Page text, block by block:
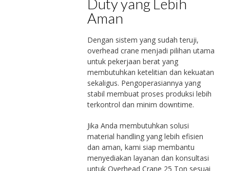
Duty yang Lebih
Aman
Dengan sistem yang sudah teruji,
overhead crane menjadi pilihan utama
untuk pekerjaan berat yang
membutuhkan ketelitian dan kekuatan
sekaligus. Pengoperasiannya yang
stabil membuat proses produksi lebih
terkontrol dan minim downtime.
Jika Anda membutuhkan solusi
material handling yang lebih efisien
dan aman, kami siap membantu
menyediakan layanan dan konsultasi
untuk Overhead Crane 25 Ton sesuai